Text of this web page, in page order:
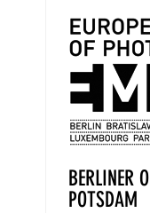
BERLINER
POTSDAM